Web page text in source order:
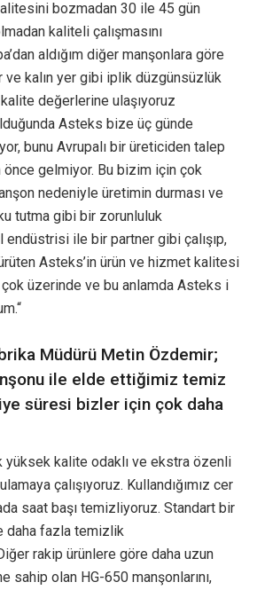
bozmadan 30 ile 45 gün
kaliteli çalışmasını
aldığım diğer manşonlara göre
ve kalın yer gibi iplik düzgünsüzlük
değerlerine ulaşıyoruz
Asteks bize üç günde
bunu Avrupalı bir üreticiden talep
önce gelmiyor. Bu bizim için çok
nedeniyle üretimin durması ve
tutma gibi bir zorunluluk
endüstrisi ile bir partner gibi çalışıp,
Asteks’in ürün ve hizmet kalitesi
üzerinde ve bu anlamda Asteks i
Müdürü Metin Özdemir;
ile elde ettiğimiz temiz
süresi bizler için çok daha
yüksek kalite odaklı ve ekstra özenli
çalışıyoruz. Kullandığımız cer
saat başı temizliyoruz. Standart bir
daha fazla temizlik
rakip ürünlere göre daha uzun
sahip olan HG-650 manşonlarını,